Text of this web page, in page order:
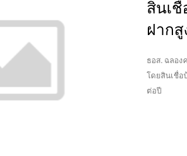
ธอส.
สินเชื่
ฝาก
ธอส. ฉลอง